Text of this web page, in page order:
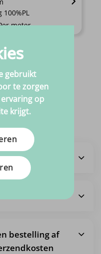
prijs was: €8.95.
prijs is: €7.99.
meter
vragen
bestelling af
gebruikt
te zorgen
op
krijgt.